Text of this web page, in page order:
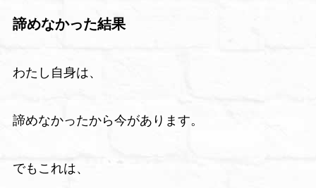
諦めなかった結果
わたし自身は、
諦めなかったから今があります。
でもこれは、